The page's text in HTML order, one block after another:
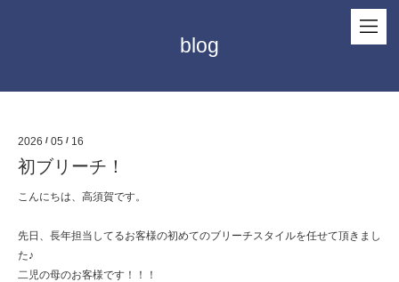
blog
2026 / 05 / 16
初ブリーチ！
こんにちは、高須賀です。
先日、長年担当してるお客様の初めてのブリーチスタイルを任せて頂きまし
た♪
二児の母のお客様です！！！